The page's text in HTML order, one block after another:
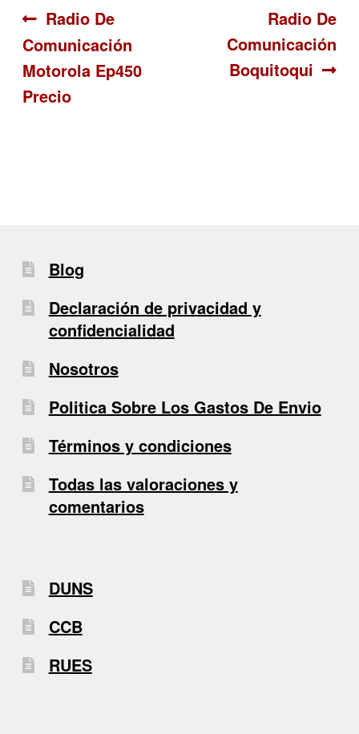
Navegación
de
entradas
Anterior:
Radio De
Comunicación
Motorola Ep450
Precio
Siguiente:
Radio De
Comunicación
Boquitoqui
Blog
Declaración de privacidad y
confidencialidad
Nosotros
Politica Sobre Los Gastos De Envio
Términos y condiciones
Todas las valoraciones y
comentarios
DUNS
CCB
RUES